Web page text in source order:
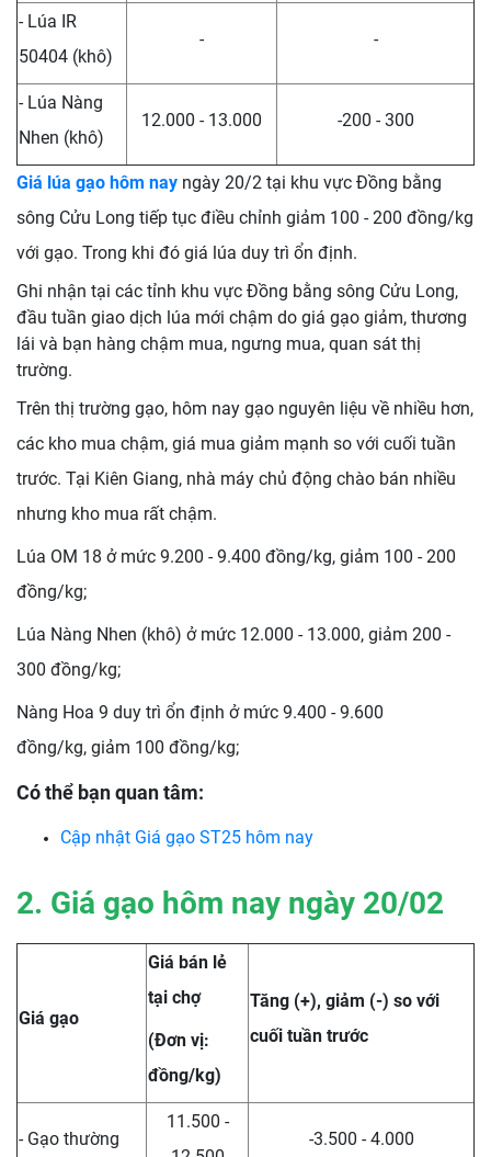
- Lúa IR
50404 (khô)
- -
- Lúa Nàng
Nhen (khô)
12.000 - 13.000 -200 - 300
Giá lúa gạo hôm nay ngày 20/2 tại khu vực Đồng bằng
sông Cửu Long tiếp tục điều chỉnh giảm 100 - 200 đồng/kg
với gạo. Trong khi đó giá lúa duy trì ổn định.
Ghi nhận tại các tỉnh khu vực Đồng bằng sông Cửu Long,
đầu tuần giao dịch lúa mới chậm do giá gạo giảm, thương
lái và bạn hàng chậm mua, ngưng mua, quan sát thị
trường.
Trên thị trường gạo, hôm nay gạo nguyên liệu về nhiều hơn,
các kho mua chậm, giá mua giảm mạnh so với cuối tuần
trước. Tại Kiên Giang, nhà máy chủ động chào bán nhiều
nhưng kho mua rất chậm.
Lúa OM 18 ở mức 9.200 - 9.400 đồng/kg, giảm 100 - 200
đồng/kg;
Lúa Nàng Nhen (khô) ở mức 12.000 - 13.000, giảm 200 -
300 đồng/kg;
Nàng Hoa 9 duy trì ổn định ở mức 9.400 - 9.600
đồng/kg, giảm 100 đồng/kg;
Có thể bạn quan tâm:
Cập nhật Giá gạo ST25 hôm nay
2. Giá gạo hôm nay ngày 20/02
Giá gạo
Giá bán lẻ
tại chợ
(Đơn vị:
đồng/kg)
Tăng (+), giảm (-) so với
cuối tuần trước
- Gạo thường
11.500 -
-3.500 - 4.000